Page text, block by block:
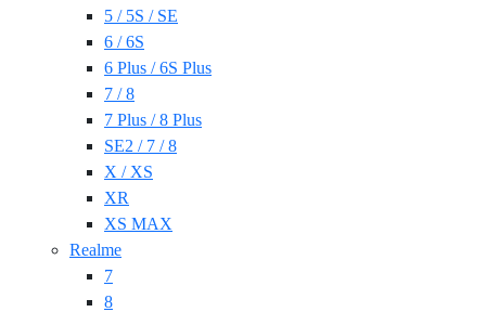
5 / 5S / SE
6 / 6S
6 Plus / 6S Plus
7 / 8
7 Plus / 8 Plus
SE2 / 7 / 8
X / XS
XR
XS MAX
Realme
7
8